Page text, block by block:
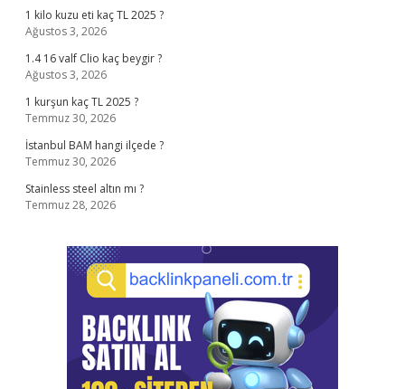
1 kilo kuzu eti kaç TL 2025 ?
Ağustos 3, 2026
1.4 16 valf Clio kaç beygir ?
Ağustos 3, 2026
1 kurşun kaç TL 2025 ?
Temmuz 30, 2026
İstanbul BAM hangi ilçede ?
Temmuz 30, 2026
Stainless steel altın mı ?
Temmuz 28, 2026